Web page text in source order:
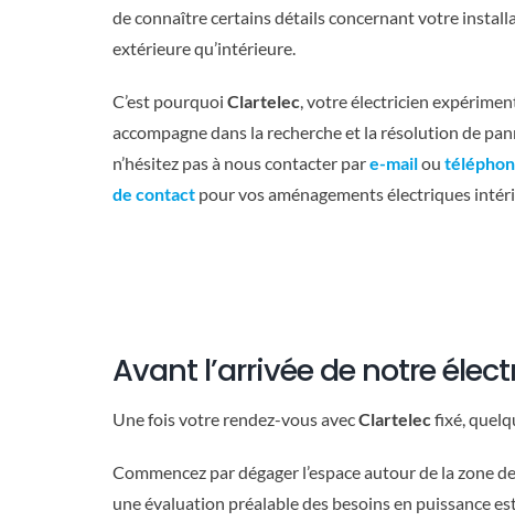
de connaître certains détails concernant votre
extérieure qu’intérieure.
C’est pourquoi Clartelec, votre électricien
accompagne dans la recherche et la résolution de
n’hésitez pas à nous contacter pare-mailou
de contactpour vos aménagements électriques
Avant l’arrivée de notre
Une fois votre rendez-vous avecClartelecfixé,
Commencez par dégager l’espace autour de la zone
une évaluation préalable des besoins en puissance